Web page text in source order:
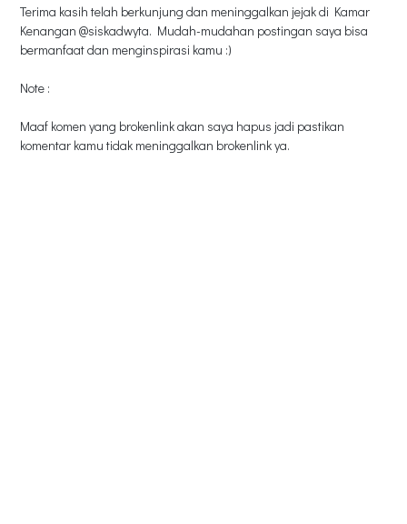
Terima kasih telah berkunjung dan meninggalkan jejak di Kamar
Kenangan @siskadwyta. Mudah-mudahan postingan saya bisa
bermanfaat dan menginspirasi kamu :)
Note :
Maaf komen yang brokenlink akan saya hapus jadi pastikan
komentar kamu tidak meninggalkan brokenlink ya.